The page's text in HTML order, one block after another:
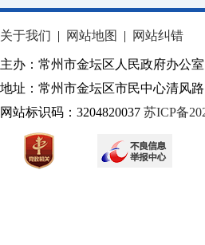
关于我们 | 网站地图 | 网站纠错
主办：常州市金坛区人民政府办公
地址：常州市金坛区市民中心清风
网站标识码：3204820037 苏ICP备